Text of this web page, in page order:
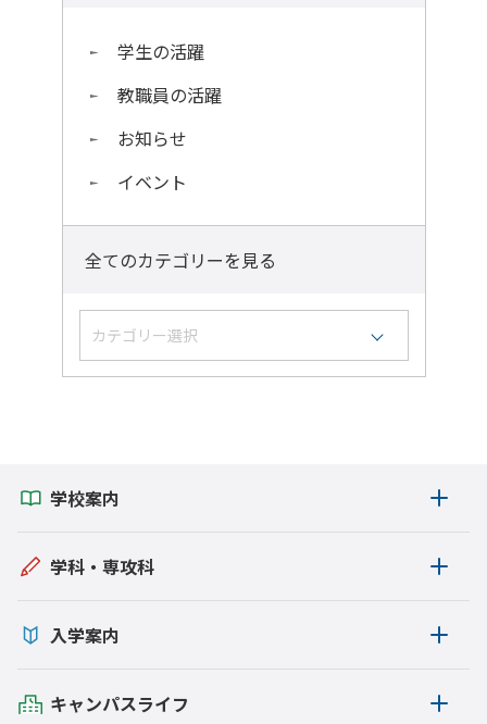
学生の活躍
教職員の活躍
お知らせ
イベント
全てのカテゴリーを見る
カテゴリー選択
学生の活躍
報道
教職員の活躍
学校案内
学科・専攻科
入学案内
キャンパスライフ